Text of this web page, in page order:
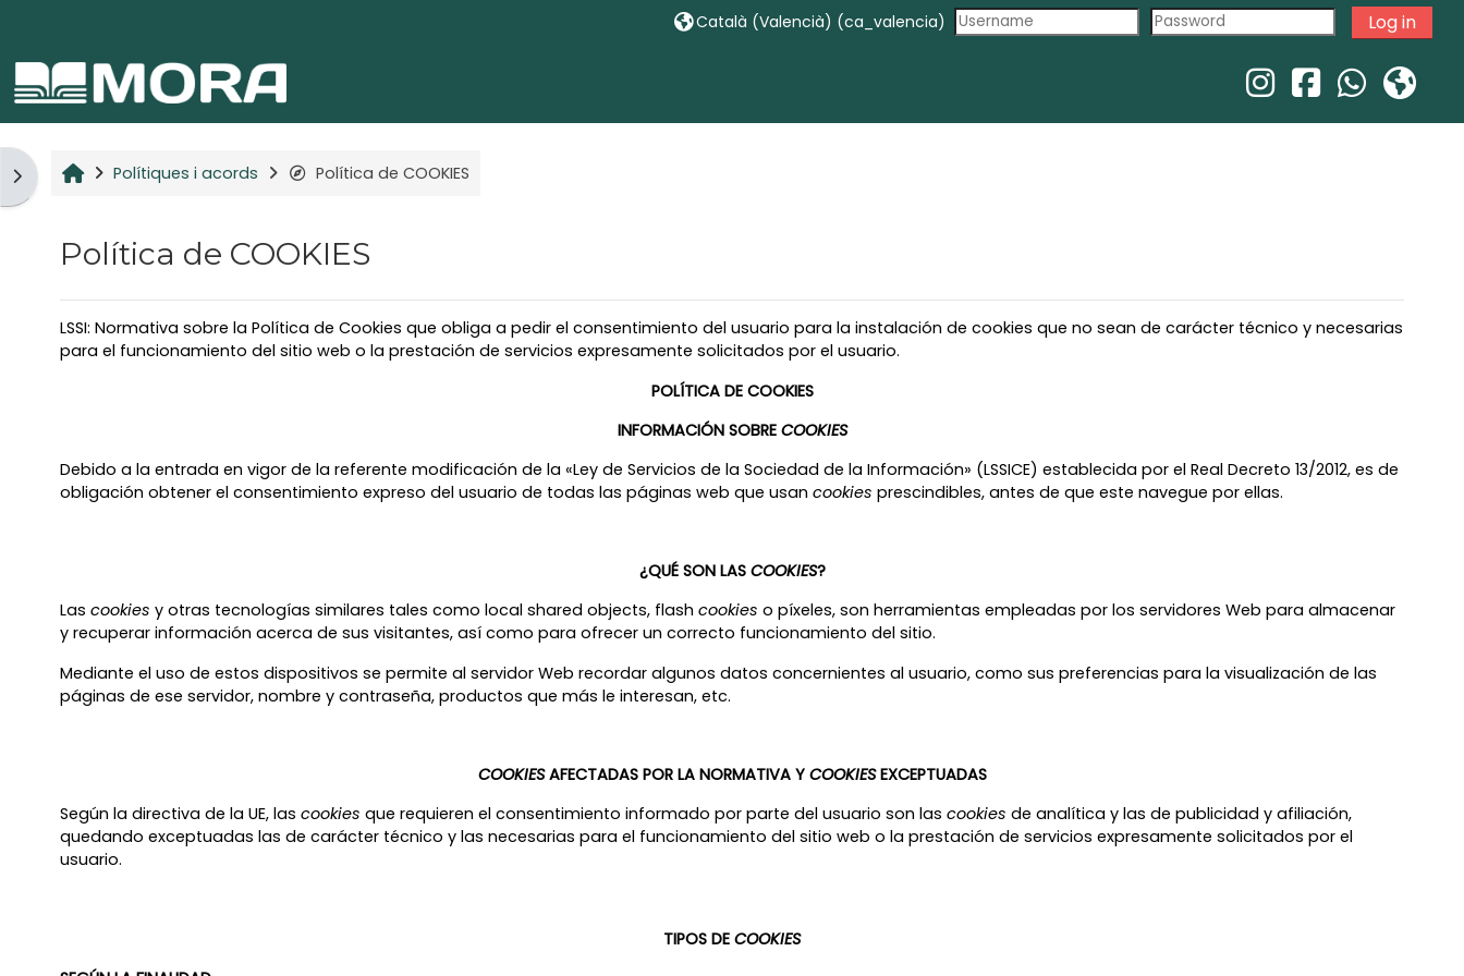
Català (Valencià) ‎(ca_valencia)‎ Log in
Obre el calaix de blocs
HomePolítiques i acords Política de COOKIES
Política de COOKIES
LSSI: Normativa sobre la Política de Cookies que obliga a pedir el consentimiento del usuario para la instalación de cookies que no sean de carácter técnico y necesarias
para el funcionamiento del sitio web o la prestación de servicios expresamente solicitados por el usuario.
POLÍTICA DE COOKIES
INFORMACIÓN SOBRE COOKIES
Debido a la entrada en vigor de la referente modificación de la «Ley de Servicios de la Sociedad de la Información» (LSSICE) establecida por el Real Decreto 13/2012, es de
obligación obtener el consentimiento expreso del usuario de todas las páginas web que usan cookies prescindibles, antes de que este navegue por ellas.
¿QUÉ SON LAS COOKIES?
Las cookies y otras tecnologías similares tales como local shared objects, flash cookies o píxeles, son herramientas empleadas por los servidores Web para almacenar
y recuperar información acerca de sus visitantes, así como para ofrecer un correcto funcionamiento del sitio.
Mediante el uso de estos dispositivos se permite al servidor Web recordar algunos datos concernientes al usuario, como sus preferencias para la visualización de las
páginas de ese servidor, nombre y contraseña, productos que más le interesan, etc.
COOKIESAFECTADAS POR LA NORMATIVA Y COOKIESEXCEPTUADAS
Según la directiva de la UE, las cookies que requieren el consentimiento informado por parte del usuario son las cookies de analítica y las de publicidad y afiliación,
quedando exceptuadas las de carácter técnico y las necesarias para el funcionamiento del sitio web o la prestación de servicios expresamente solicitados por el
usuario.
TIPOS DE COOKIES